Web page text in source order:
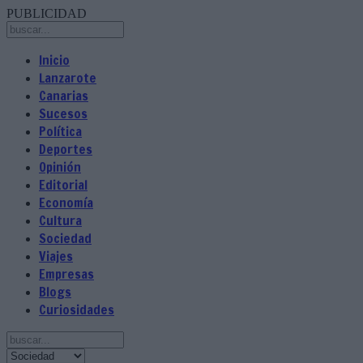
PUBLICIDAD
Inicio
Lanzarote
Canarias
Sucesos
Política
Deportes
Opinión
Editorial
Economía
Cultura
Sociedad
Viajes
Empresas
Blogs
Curiosidades